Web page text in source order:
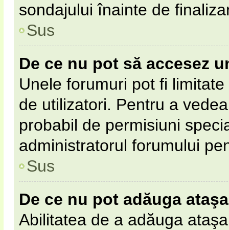
sondajului înainte de
Sus
De ce nu pot să accesez
Unele forumuri pot fi
de utilizatori. Pentru a
probabil de permisiuni
administratorul forumului
Sus
De ce nu pot adăuga
Abilitatea de a adăuga